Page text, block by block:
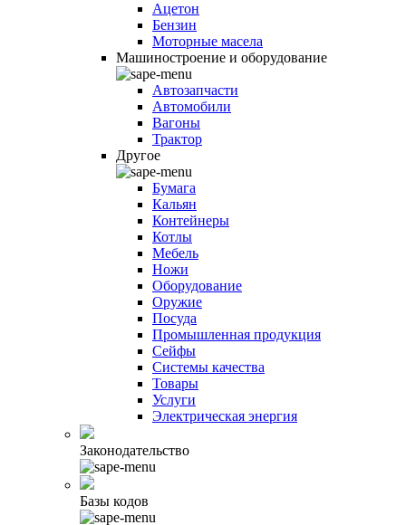
Ацетон
Бензин
Моторные масела
Машиностроение и оборудование
Автозапчасти
Автомобили
Вагоны
Трактор
Другое
Бумага
Кальян
Контейнеры
Котлы
Мебель
Ножи
Оборудование
Оружие
Посуда
Промышленная продукция
Сейфы
Системы качества
Товары
Услуги
Электрическая энергия
Законодательство
Базы кодов